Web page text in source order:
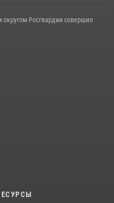
Росгвардии совершил